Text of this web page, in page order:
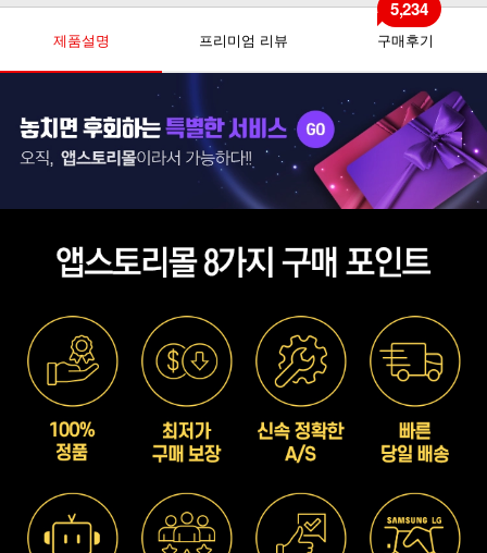
제품설명 프리미엄 리뷰 구매후기
5,234